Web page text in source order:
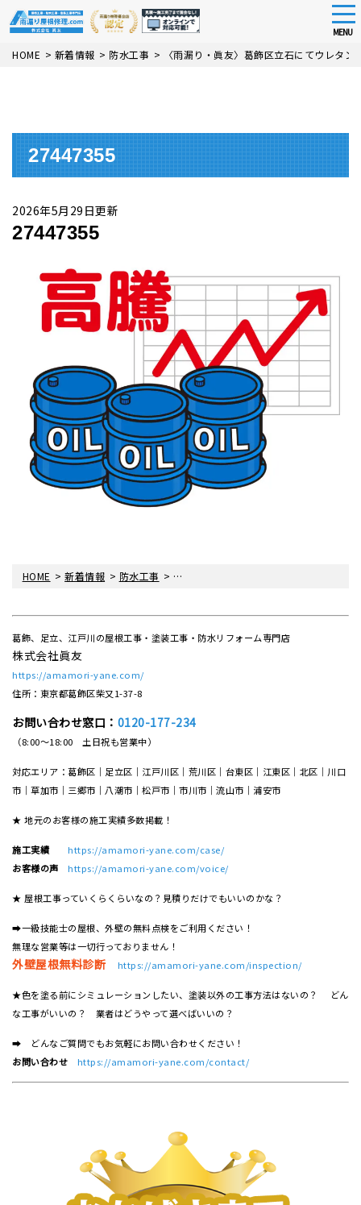
Skip
MENU
HOME > 新着情報 > 防水工事 > 〈雨漏り・眞友〉葛飾区立石にてウレタ
27447355
2026年5月29日更新
27447355
HOME >新着情報 > 防水工事 > 〈雨漏り・眞友〉葛飾区立石にてウレタ
葛飾、足立、江戸川の屋根工事・塗装工事・防水リフォーム専門店
株式会社眞友
https://amamori-yane.com/
住所：東京都葛飾区柴又1-37-8
お問い合わせ窓口： 0120-177-234
（8:00～18:00 土日祝も営業中）
対応エリア：葛飾区｜足立区｜江戸川区｜荒川区｜台東区｜江東区｜北区｜川口
市｜草加市｜三郷市｜八潮市｜松⼾市｜市川市｜流⼭市｜浦安市
★ 地元のお客様の施工実績多数掲載！
施工実績
https://amamori-yane.com/case/
お客様の声
https://amamori-yane.com/voice/
★ 屋根工事っていくらくらいなの？見積りだけでもいいのかな？
➡一級技能士の屋根、外壁の無料点検をご利用ください！
無理な営業等は一切行っておりません！
外壁屋根無料診断 https://amamori-yane.com/inspection/
★色を塗る前にシミュレーションしたい、塗装以外の工事方法はないの？ どん
な工事がいいの？ 業者はどうやって選べばいいの？
➡ どんなご質問でもお気軽にお問い合わせください！
お問い合わせ
https://amamori-yane.com/contact/